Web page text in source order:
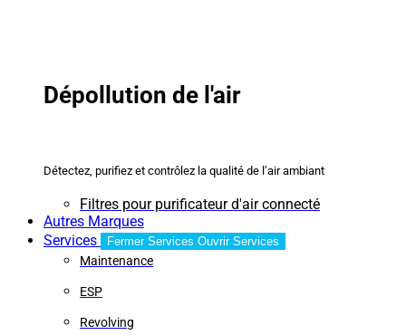
Dépollution de l'air
Détectez, purifiez et contrôlez la qualité de l’air ambiant
Filtres pour purificateur d'air connecté
Autres Marques
Services
Fermer Services Ouvrir Services
Maintenance
ESP
Revolving